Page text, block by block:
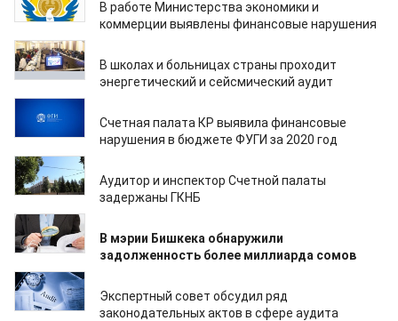
В работе Министерства экономики и
коммерции выявлены финансовые нарушения
20.03.2022
В школах и больницах страны проходит
энергетический и сейсмический аудит
Счетная палата КР выявила финансовые
нарушения в бюджете ФУГИ за 2020 год
25.11.2021
Аудитор и инспектор Счетной палаты
задержаны ГКНБ
23.09.2021
В мэрии Бишкека обнаружили
задолженность более миллиарда сомов
25.12.2020
Экспертный совет обсудил ряд
законодательных актов в сфере аудита